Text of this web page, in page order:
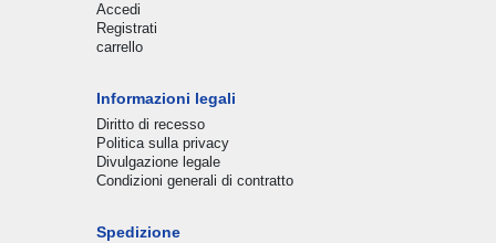
Accedi
Registrati
carrello
Informazioni legali
Diritto di recesso
Politica sulla privacy
Divulgazione legale
Condizioni generali di contratto
Spedizione